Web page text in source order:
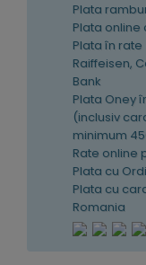
Plata
Plata online
Plata în
Raiffeisen,
Bank
Plata Oney
(inclusiv
minimum
Rate online
Plata cu
Plata cu
Romania